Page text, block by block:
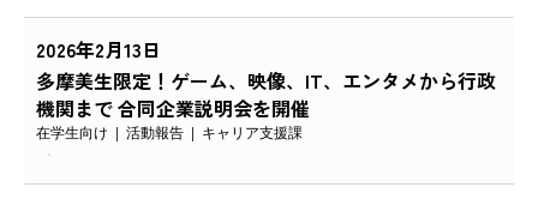
2026年2月13日
多摩美生限定！ゲーム、映像、IT、エンタメから行政
機関まで 合同企業説明会を開催
在学生向け 活動報告 キャリア支援課